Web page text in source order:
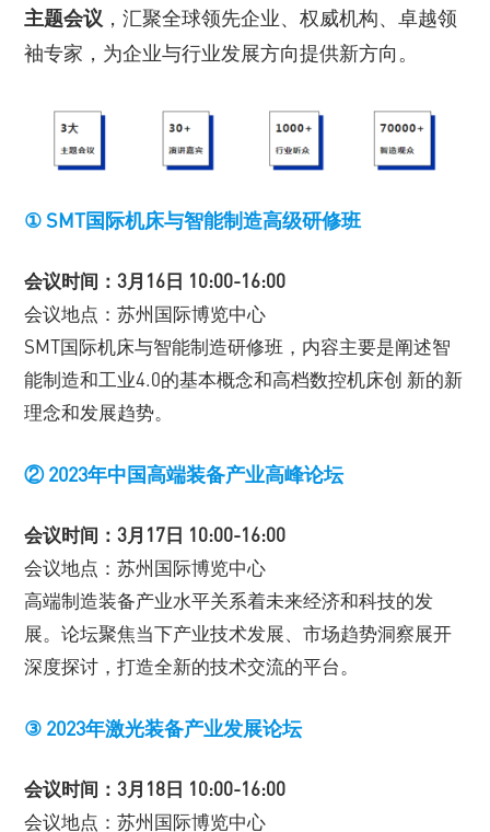
主题会议 ，汇聚全球领先企业、权威机构、卓越领
袖专家，为企业与行业发展方向提供新方向。
① SMT国际机床与智能制造高级研修班
会议时间：3月16日 10:00-16:00
会议地点：苏州国际博览中心
SMT国际机床与智能制造研修班，内容主要是阐述智
能制造和工业4.0的基本概念和高档数控机床创 新的新
理念和发展趋势。
② 2023年中国高端装备产业高峰论坛
会议时间：3月17日 10:00-16:00
会议地点：苏州国际博览中心
高端制造装备产业水平关系着未来经济和科技的发
展。论坛聚焦当下产业技术发展、市场趋势洞察展开
深度探讨，打造全新的技术交流的平台。
③ 2023年激光装备产业发展论坛
会议时间：3月18日 10:00-16:00
会议地点：苏州国际博览中心